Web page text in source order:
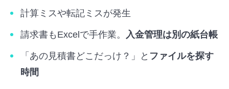
計算ミスや転記ミスが発生
請求書もExcelで手作業。 入金管理は別の紙台帳
「あの見積書どこだっけ？」と ファイルを探す
時間